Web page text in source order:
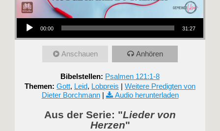
Audio-Player
00:00 31:27
Anschauen Anhören
Bibelstellen: Psalmen 121:1-8
Themen: Gott, Leid, Lobpreis | Weitere Predigten von
Dieter Borchmann| Audio herunterladen
Aus der Serie: "Lieder von
Herzen"